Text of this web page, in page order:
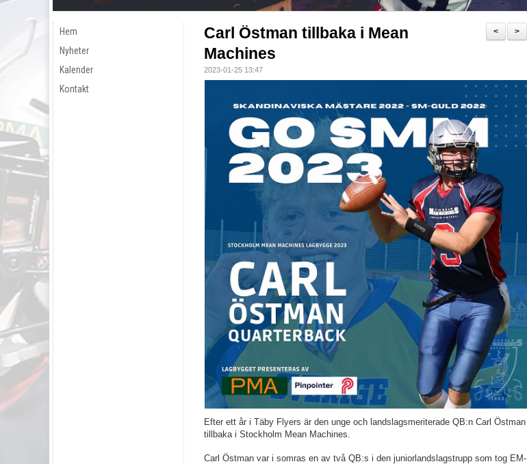
Hem
Nyheter
Kalender
Kontakt
>
<
Carl Östman tillbaka i Mean
Machines
2023-01-25 13:47
Efter ett år i Täby Flyers är den unge och landslagsmeriterade QB:n Carl Östman
tillbaka i Stockholm Mean Machines.
Carl Östman var i somras en av två QB:s i den juniorlandslagstrupp som tog EM-